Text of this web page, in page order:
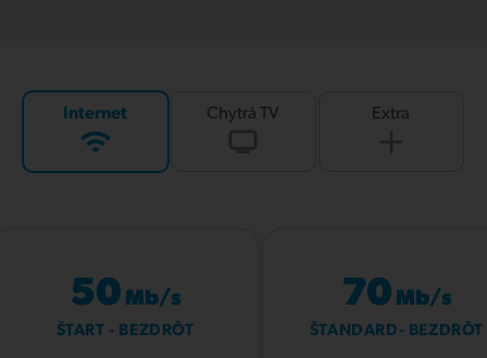
Internet Chytrá TV Extra
50 Mb/s
ŠTART - BEZDRÔT
70 Mb/s
ŠTANDARD- BEZDRÔT